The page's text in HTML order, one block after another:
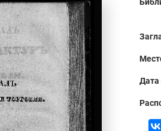
Дата